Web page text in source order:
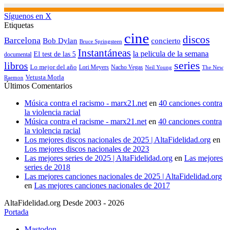
Síguenos en X
Etiquetas
Barcelona Bob Dylan Bruce Springsteen cine concierto discos
documental El test de las 5 Instantáneas la pelicula de la semana
libros Lo mejor del año Lori Meyers Nacho Vegas Neil Young series The New
Raemon Vetusta Morla
Últimos Comentarios
Música contra el racismo - marx21.neten 40 canciones contra
la violencia racial
Música contra el racisme - marx21.neten 40 canciones contra
la violencia racial
Los mejores discos nacionales de 2025 | AltaFidelidad.org en
Los mejores discos nacionales de 2023
Las mejores series de 2025 | AltaFidelidad.org en Las mejores
series de 2018
Las mejores canciones nacionales de 2025 | AltaFidelidad.org
en Las mejores canciones nacionales de 2017
AltaFidelidad.org Desde 2003 - 2026
Portada